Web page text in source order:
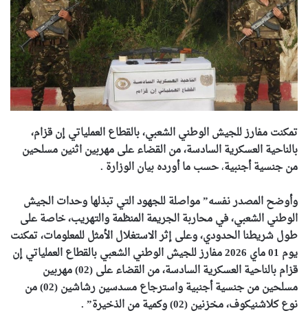
تمكنت مفارز للجيش الوطني الشعبي، بالقطاع العملياتي إن قزام،
بالناحية العسكرية السادسة، من القضاء على مهربين اثنين مسلحين
من جنسية أجنبية،حسب ما أورده بيان الوزارة .
وأوضح المصدر نفسه” مواصلة للجهود التي تبذلها وحدات الجيش
الوطني الشعبي، في محاربة الجريمة المنظمة والتهريب، خاصة على
طول شريطنا الحدودي، وعلى إثر الاستغلال الأمثل للمعلومات، تمكنت
يوم 01 ماي 2026 مفارز للجيش الوطني الشعبي بالقطاع العملياتي إن
قزام بالناحية العسكرية السادسة، من القضاء على (02) مهربين
مسلحين من جنسية أجنبية واسترجاع مسدسين رشاشين (02) من
نوع كلاشنيكوف، مخزنين (02) وكمية من الذخيرة” .